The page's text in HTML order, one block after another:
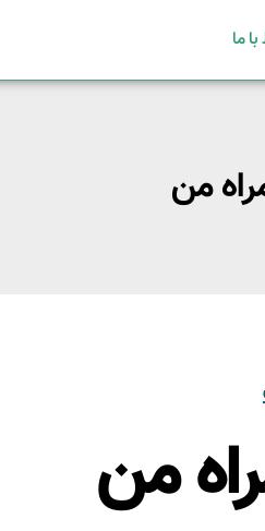
با ما
من
من